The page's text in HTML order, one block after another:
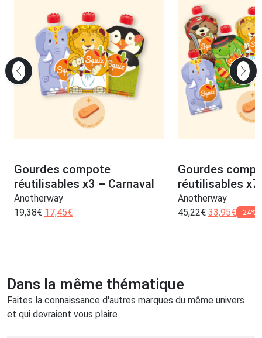
Gourdes compote
réutilisables x3 – Carnaval
Anotherway
19,38€ 17,45€
Gourdes
réutilisables x7
Anotherway
45,22€ 33,95€ -24%
Dans la même thématique
Faites la connaissance d'autres marques du même univers
et qui devraient vous plaire